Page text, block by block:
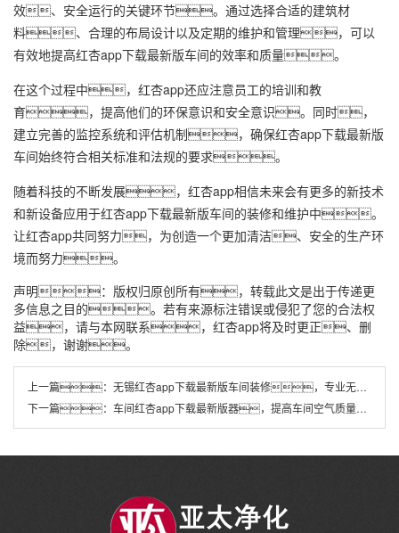
效、安全运行的关键环节。通过选择合适的建筑材
料、合理的布局设计以及定期的维护和管理，可以
有效地提高红杏app下载最新版车间的效率和质量。
在这个过程中，红杏app还应注意员工的培训和教
育，提高他们的环保意识和安全意识。同时，
建立完善的监控系统和评估机制，确保红杏app下载最新版
车间始终符合相关标准和法规的要求。
随着科技的不断发展，红杏app相信未来会有更多的新技术
和新设备应用于红杏app下载最新版车间的装修和维护中。
让红杏app共同努力，为创造一个更加清洁、安全的生产环
境而努力。
声明：版权归原创所有，转载此文是出于传递更
多信息之目的。若有来源标注错误或侵犯了您的合法权
益，请与本网联系，红杏app将及时更正、删
除，谢谢。
上一篇： 无锡红杏app下载最新版车间装修，专业无尘车间设计施工(无锡红杏app下载最新版车间装修服务，提供专业的无尘车间设计与施工)
下一篇： 车间红杏app下载最新版器，提高车间空气质量的利器(车间红杏app下载最新版器的使用指南，确保高效红杏app下载最新版效果)